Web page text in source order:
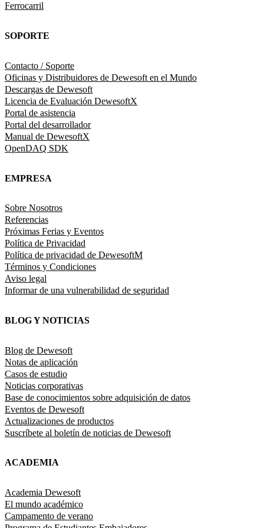
Ferrocarril
SOPORTE
Contacto / Soporte
Oficinas y Distribuidores de Dewesoft en el Mundo
Descargas de Dewesoft
Licencia de Evaluación DewesoftX
Portal de asistencia
Portal del desarrollador
Manual de DewesoftX
OpenDAQ SDK
EMPRESA
Sobre Nosotros
Referencias
Próximas Ferias y Eventos
Política de Privacidad
Política de privacidad de DewesoftM
Términos y Condiciones
Aviso legal
Informar de una vulnerabilidad de seguridad
BLOG Y NOTICIAS
Blog de Dewesoft
Notas de aplicación
Casos de estudio
Noticias corporativas
Base de conocimientos sobre adquisición de datos
Eventos de Dewesoft
Actualizaciones de productos
Suscríbete al boletín de noticias de Dewesoft
ACADEMIA
Academia Dewesoft
El mundo académico
Campamento de verano